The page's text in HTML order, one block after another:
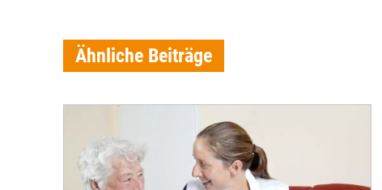
Ähnliche Beiträge